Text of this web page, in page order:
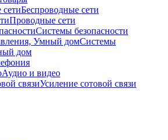
Беспроводные сети
Проводные сети
Системы безопасности
Системы
дом
Аудио и видео
Усиление сотовой связи